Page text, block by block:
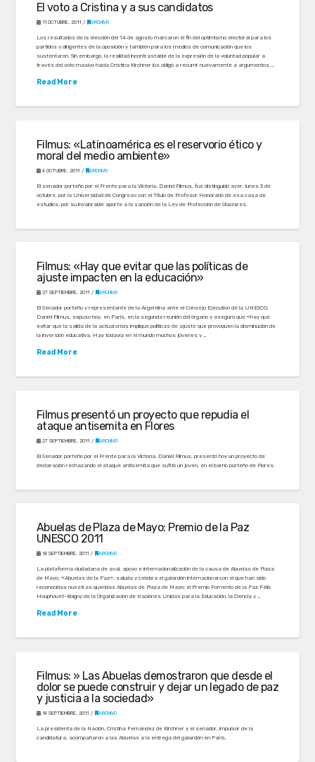
El voto a Cristina y a sus candidatos
11 OCTUBRE, 2011 ARCHIVO
Los resultados de la elección del 14 de agosto marcaron el fin del optimismo electoral para los
partidos y dirigentes de la oposición y también para los medios de comunicación que los
sustentaron. Sin embargo, la realidad incontrastable de la expresión de la voluntad popular a
través del voto masivo hacia Cristina Kirchner los obligó a recurrir nuevamente a argumentos …
Read More
Filmus: «Latinoamérica es el reservorio ético y
moral del medio ambiente»
4 OCTUBRE, 2011 ARCHIVO
El senador porteño por el Frente para la Victoria, Daniel Filmus, fue distinguido ayer, lunes 3 de
octubre, por la Universidad de Congreso con el Título de Profesor Honorario de esa casa de
estudios, por su invalorable aporte a la sanción de la Ley de Protección de Glaciares.
Filmus: «Hay que evitar que las políticas de
ajuste impacten en la educación»
27 SEPTIEMBRE, 2011 ARCHIVO
El Senador porteño y representante de la Argentina ante el Consejo Ejecutivo de la UNESCO,
Daniel Filmus, expuso hoy, en París, en la segunda reunión del órgano y aseguró que «hay que
evitar que la salida de la actual crisis implique políticas de ajuste que provoquen la disminución de
la inversión educativa. Hay todavía en el mundo muchos jóvenes y …
Read More
Filmus presentó un proyecto que repudia el
ataque antisemita en Flores
27 SEPTIEMBRE, 2011 ARCHIVO
El Senador porteño por el Frente para la Victoria, Daniel Filmus, presentó hoy un proyecto de
declaración rechazando el ataque antisemita que sufrió un joven, en el barrio porteño de Flores.
Abuelas de Plaza de Mayo: Premio de la Paz
UNESCO 2011
14 SEPTIEMBRE, 2011 ARCHIVO
La plataforma ciudadana de aval, apoyo e internacionalización de la causa de Abuelas de Plaza
de Mayo, «Abuelas de la Paz», saluda y celebra el galardón internacional con el que han sido
reconocidas nuestras queridas Abuelas de Plaza de Mayo: el Premio Fomento de la Paz Félix
Houphouét-Boigny de la Organización de Naciones Unidas para la Educación, la Ciencia y …
Read More
Filmus: » Las Abuelas demostraron que desde el
dolor se puede construir y dejar un legado de paz
y justicia a la sociedad»
14 SEPTIEMBRE, 2011 ARCHIVO
La presidenta de la Nación, Cristina Fernández de Kirchner y el senador, impulsor de la
candidatura, acompañaron a las Abuelas a la entrega del galardón en París.